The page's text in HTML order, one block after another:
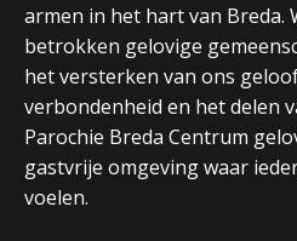
armen in het hart van Breda.
betrokken gelovige
het versterken van ons
verbondenheid en het delen
Parochie Breda Centrum
gastvrije omgeving waar
voelen.